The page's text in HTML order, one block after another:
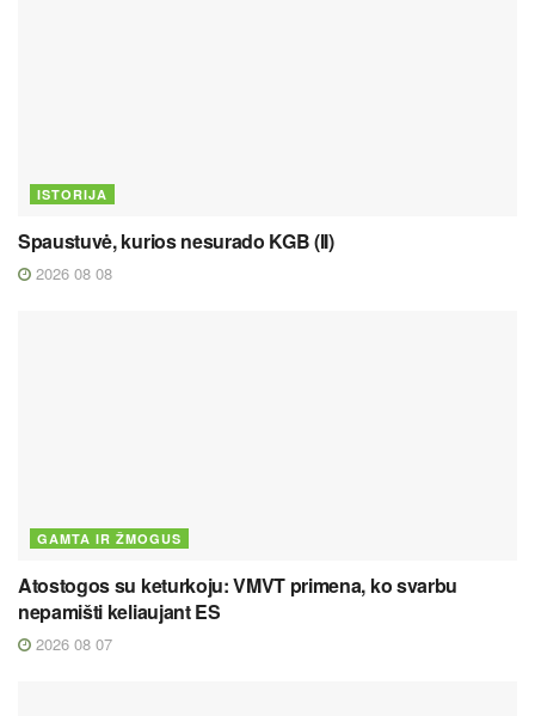
ISTORIJA
Spaustuvė, kurios nesurado KGB (II)
2026 08 08
GAMTA IR ŽMOGUS
Atostogos su keturkoju: VMVT primena, ko svarbu
nepamišti keliaujant ES
2026 08 07